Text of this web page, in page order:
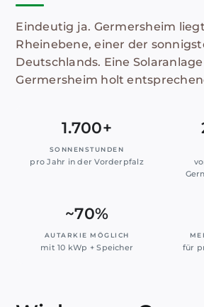
Eindeutig ja. Germersheim
Rheinebene, einer der
Deutschlands. Eine
Germersheim holt
1.700+
SONNENSTUNDEN
pro Jahr in der Vorderpfalz
~70%
AUTARKIE MÖGLICH
mit 10 kWp + Speicher für